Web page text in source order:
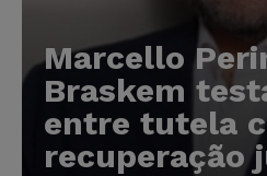
Marcello
Braskem
entre tutela
recuperação